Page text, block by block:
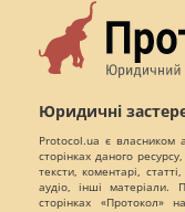
Юридичні
Protocol.ua є власником
сторінках даного
тексти, коментарі,
аудіо, інші матеріали.
сторінках «Протокол»